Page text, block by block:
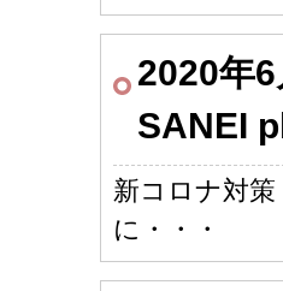
2020年
SANEI
新コロナ対
に・・・